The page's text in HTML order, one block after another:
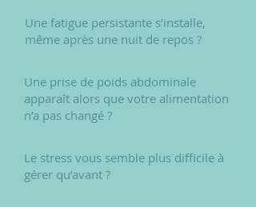
Une fatigue persistante s’installe,
même après une nuit de repos ?
Une prise de poids abdominale
apparaît alors que votre alimentation
n’a pas changé ?
Le stress vous semble plus difficile à
gérer qu’avant ?